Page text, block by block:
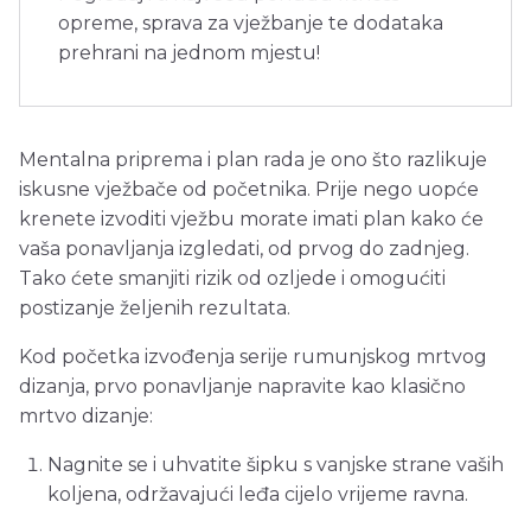
opreme, sprava za vježbanje te dodataka
prehrani na jednom mjestu!
Mentalna priprema i plan rada je ono što razlikuje
iskusne vježbače od početnika. Prije nego uopće
krenete izvoditi vježbu morate imati plan kako će
vaša ponavljanja izgledati, od prvog do zadnjeg.
Tako ćete smanjiti rizik od ozljede i omogućiti
postizanje željenih rezultata.
Kod početka izvođenja serije rumunjskog mrtvog
dizanja, prvo ponavljanje napravite kao klasično
mrtvo dizanje:
Nagnite se i uhvatite šipku s vanjske strane vaših
koljena, održavajući leđa cijelo vrijeme ravna.